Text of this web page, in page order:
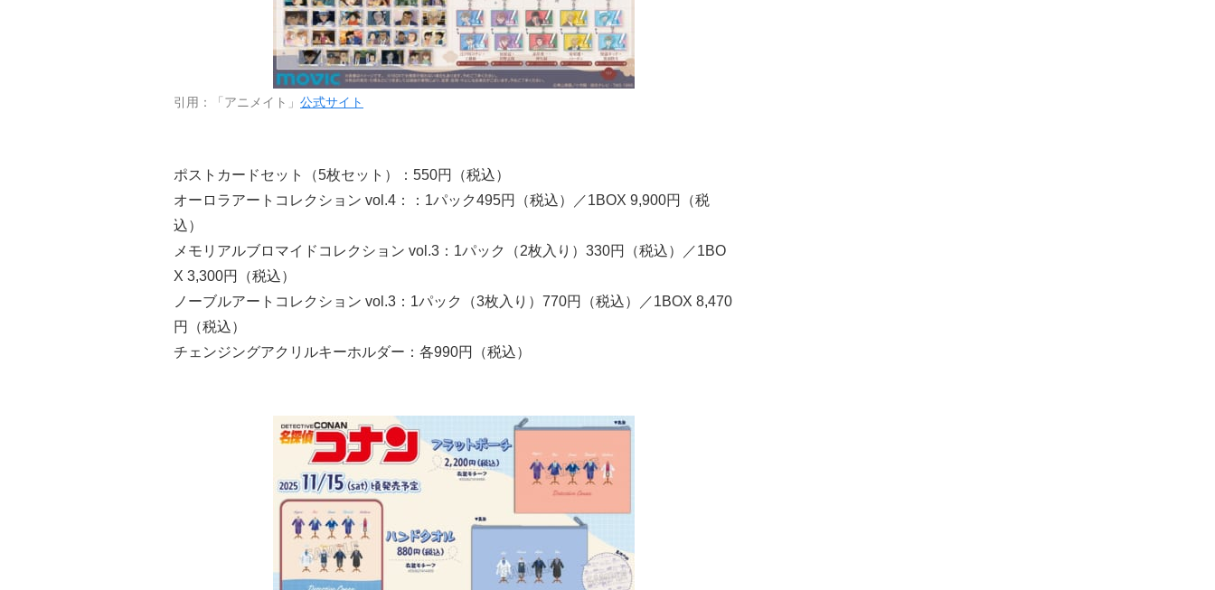
引用：「アニメイト」 公式サイト
ポストカードセット（5枚セット）：550円（税込）
オーロラアートコレクション vol.4：：1パック495円（税込）／1BOX 9,900円（税
込）
メモリアルブロマイドコレクション vol.3：1パック（2枚入り）330円（税込）／1BO
X 3,300円（税込）
ノーブルアートコレクション vol.3：1パック（3枚入り）770円（税込）／1BOX 8,470
円（税込）
チェンジングアクリルキーホルダー：各990円（税込）